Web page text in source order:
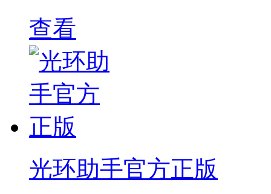
查看
光环助手官方正版